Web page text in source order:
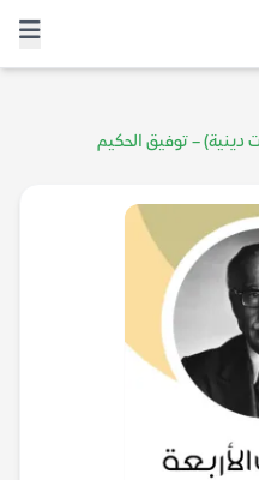
دينية) – توفيق الحكيم